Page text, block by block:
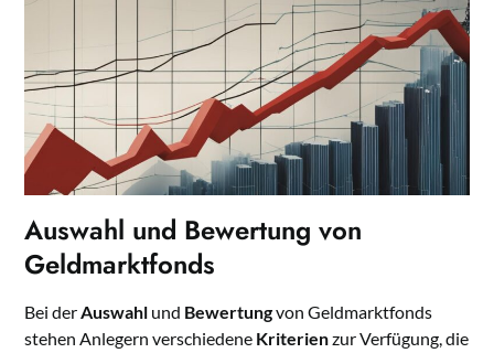
Auswahl und Bewertung von
Geldmarktfonds
Bei derAuswahl und Bewertungvon Geldmarktfonds
stehen Anlegern verschiedene Kriterienzur Verfügung, die